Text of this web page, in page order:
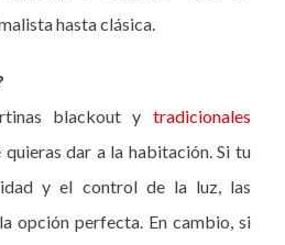
hasta clásica.
blackout y tradicionales
quieras dar a la habitación. Si tu
y el control de la luz, las
opción perfecta. En cambio, si